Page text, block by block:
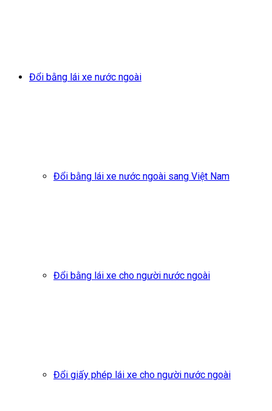
Đổi bằng lái xe nước ngoài
Đổi bằng lái xe nước ngoài sang Việt Nam
Đổi bằng lái xe cho người nước ngoài
Đổi giấy phép lái xe cho người nước ngoài